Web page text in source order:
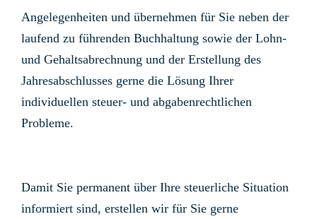
Angelegenheiten und übernehmen für Sie neben der
laufend zu führenden Buchhaltung sowie der Lohn-
und Gehaltsabrechnung und der Erstellung des
Jahresabschlusses gerne die Lösung Ihrer
individuellen steuer- und abgabenrechtlichen
Probleme.
Damit Sie permanent über Ihre steuerliche Situation
informiert sind, erstellen wir für Sie gerne